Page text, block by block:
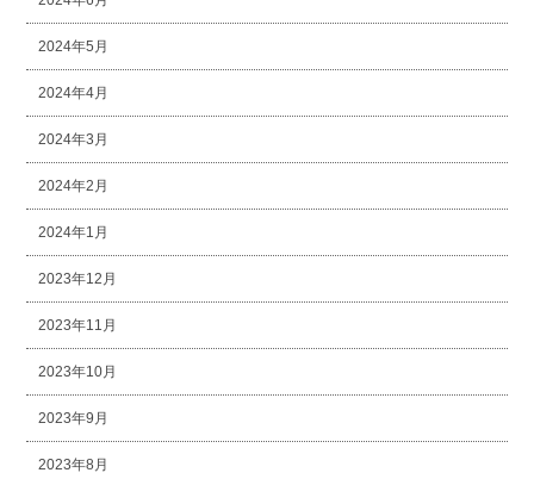
2024年5月
2024年4月
2024年3月
2024年2月
2024年1月
2023年12月
2023年11月
2023年10月
2023年9月
2023年8月